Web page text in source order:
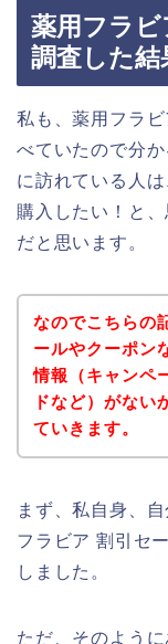
薬用フラ
調査した結
私も、薬用フラ
べていたので分
に訪れている人
購入したい！と
だと思います。
なのでこちらの
ールやクーポン
情報（キャンペ
ドなど）がない
ていきます。
まず、私自身、
フラビア 割引セ
しました。
ただ、そのよう